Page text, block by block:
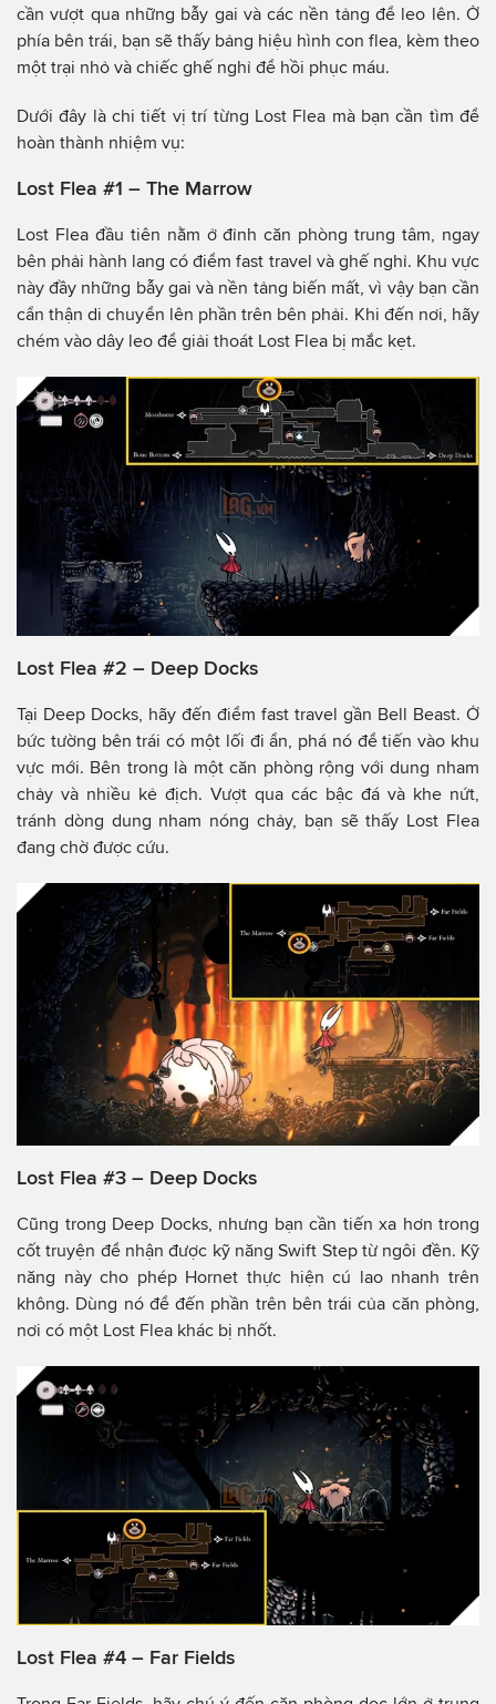
cần vượt qua những bẫy gai và các nền tảng để leo lên. Ở
phía bên trái, bạn sẽ thấy bảng hiệu hình con flea, kèm theo
một trại nhỏ và chiếc ghế nghỉ để hồi phục máu.
Dưới đây là chi tiết vị trí từng Lost Flea mà bạn cần tìm để
hoàn thành nhiệm vụ:
Lost Flea #1 – The Marrow
Lost Flea đầu tiên nằm ở đỉnh căn phòng trung tâm, ngay
bên phải hành lang có điểm fast travel và ghế nghỉ. Khu vực
này đầy những bẫy gai và nền tảng biến mất, vì vậy bạn cần
cẩn thận di chuyển lên phần trên bên phải. Khi đến nơi, hãy
chém vào dây leo để giải thoát Lost Flea bị mắc kẹt.
Lost Flea #2 – Deep Docks
Tại Deep Docks, hãy đến điểm fast travel gần Bell Beast. Ở
bức tường bên trái có một lối đi ẩn, phá nó để tiến vào khu
vực mới. Bên trong là một căn phòng rộng với dung nham
chảy và nhiều kẻ địch. Vượt qua các bậc đá và khe nứt,
tránh dòng dung nham nóng chảy, bạn sẽ thấy Lost Flea
đang chờ được cứu.
Lost Flea #3 – Deep Docks
Cũng trong Deep Docks, nhưng bạn cần tiến xa hơn trong
cốt truyện để nhận được kỹ năng Swift Step từ ngôi đền. Kỹ
năng này cho phép Hornet thực hiện cú lao nhanh trên
không. Dùng nó để đến phần trên bên trái của căn phòng,
nơi có một Lost Flea khác bị nhốt.
Lost Flea #4 – Far Fields